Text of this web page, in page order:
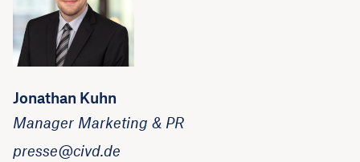
Jonathan Kuhn
Manager Marketing & PR
presse@civd.de